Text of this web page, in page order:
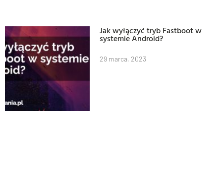
Jak wyłączyć tryb Fastboot w
systemie Android?
29 marca, 2023